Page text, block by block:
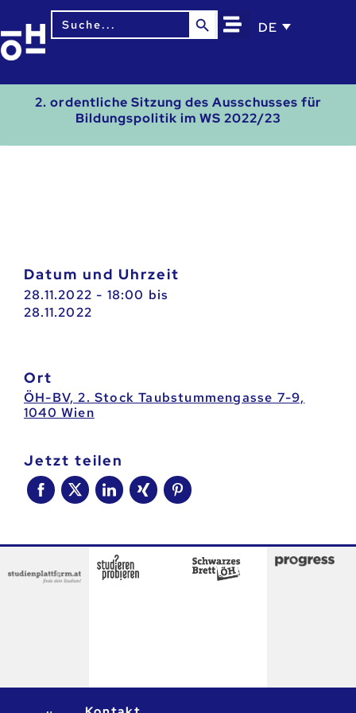
Search
for:
Search Button
DE
2. ordentliche Sitzung des Ausschusses für
Bildungspolitik im WS 2022/23
Datum und Uhrzeit
28.11.2022 - 18:00 bis
28.11.2022
Ort
ÖH-BV, 2. Stock Taubstummengasse 7-9,
1040 Wien
jetzt teilen